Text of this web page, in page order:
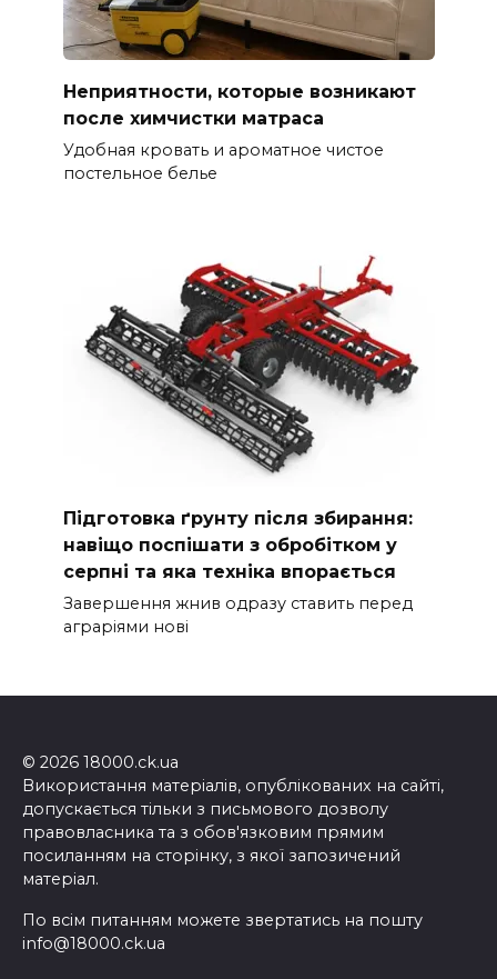
Неприятности, которые возникают
после химчистки матраса
Удобная кровать и ароматное чистое
постельное белье
Підготовка ґрунту після збирання:
навіщо поспішати з обробітком у
серпні та яка техніка впорається
Завершення жнив одразу ставить перед
аграріями нові
© 2026 18000.ck.ua
Використання матеріалів, опублікованих на сайті,
допускається тільки з письмового дозволу
правовласника та з обов'язковим прямим
посиланням на сторінку, з якої запозичений
матеріал.
По всім питанням можете звертатись на пошту
info@18000.ck.ua